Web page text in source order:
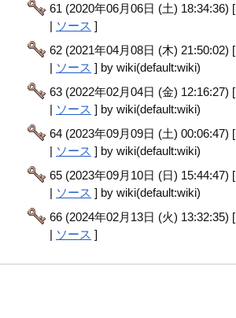
61 (2020年06月06日 (土) 18:34:36) [
| ソース ]
62 (2021年04月08日 (木) 21:50:02) [
| ソース ] by wiki(default:wiki)
63 (2022年02月04日 (金) 12:16:27) [
| ソース ] by wiki(default:wiki)
64 (2023年09月09日 (土) 00:06:47) [
| ソース ] by wiki(default:wiki)
65 (2023年09月10日 (日) 15:44:47) [
| ソース ] by wiki(default:wiki)
66 (2024年02月13日 (火) 13:32:35) [
| ソース ]